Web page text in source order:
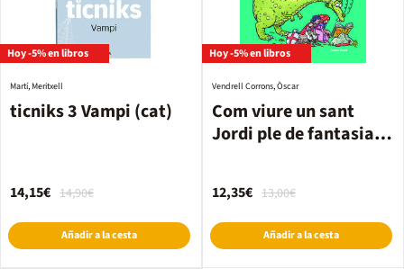
Hoy -5% en libros
ticniks 3 Vampi (cat)
Martí, Meritxell
14,90€
14,15€
Añadir a la cesta
Hoy -5% en libros
Com viure un sant
Jordi ple de fantasia i
Vendrell Corrons, Òscar
13,00€
12,35€
Añadir a la cesta